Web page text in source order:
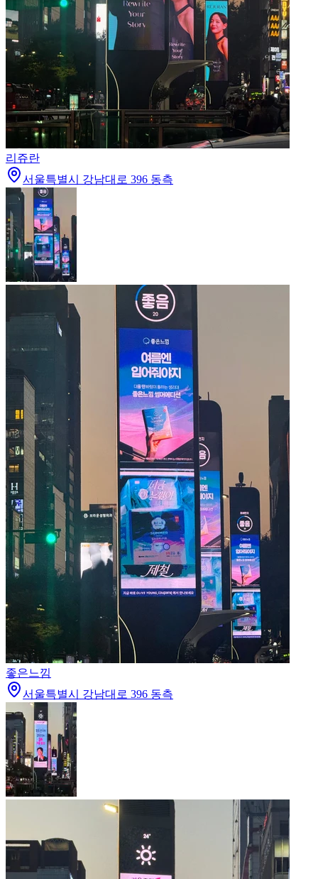
리쥬란
서울특별시 강남대로 396 동측
좋은느낌
서울특별시 강남대로 396 동측